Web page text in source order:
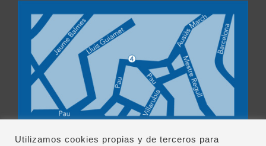
Utilizamos cookies propias y de terceros para